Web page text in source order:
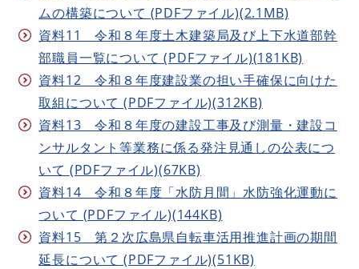
ムの構築について (PDFファイル)(2.1MB)
資料11 令和８年度土木建築局及び上下水道部幹
部職員一覧について (PDFファイル)(181KB)
資料12 令和８年度建設業の担い手確保に向けた
取組について (PDFファイル)(312KB)
資料13 令和８年度の建設工事及び測量・建設コ
ンサルタント等業務に係る発注見通しの公表につ
いて (PDFファイル)(67KB)
資料14 令和８年度「水防月間」水防強化運動に
ついて (PDFファイル)(144KB)
資料15 第２次広島県自転車活用推進計画の期間
延長について (PDFファイル)(51KB)